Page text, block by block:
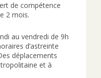
de compétence
2 mois.
au vendredi de 9h
d’astreinte
déplacements
et à